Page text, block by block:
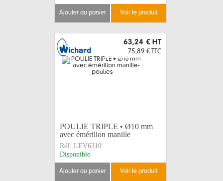
ajouter au panier voir le produit
63,24 € HT
75,89 € TTC
POULIE TRIPLE • Ø10 mm
avec émérillon manille
Réf: LEV6310
Disponible
ajouter au panier voir le produit